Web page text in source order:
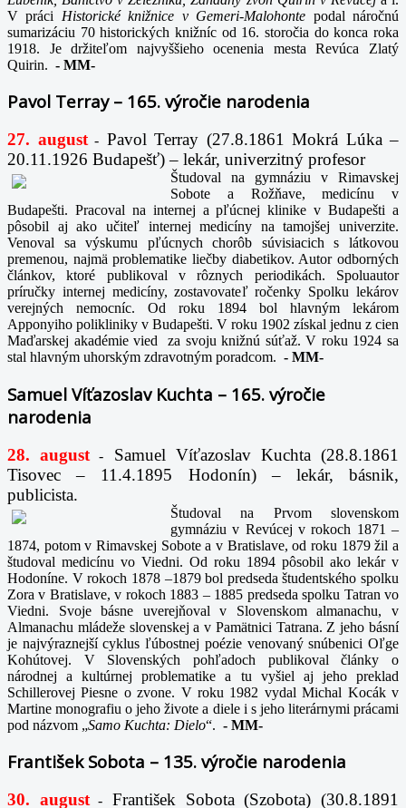
V práci Historické knižnice v Gemeri-Malohonte podal náročnú
sumarizáciu 70 historických knižníc od 16. storočia do konca roka
1918. Je držiteľom najvyššieho ocenenia mesta Revúca Zlatý
Quirin. - MM-
Pavol Terray – 165. výročie narodenia
27. august- Pavol Terray (27.8.1861 Mokrá Lúka –
20.11.1926 Budapešť) – lekár, univerzitný profesor
Študoval na gymnáziu v Rimavskej
Sobote a Rožňave, medicínu v
Budapešti. Pracoval na internej a pľúcnej klinike v Budapešti a
pôsobil aj ako učiteľ internej medicíny na tamojšej univerzite.
Venoval sa výskumu pľúcnych chorôb súvisiacich s látkovou
premenou, najmä problematike liečby diabetikov. Autor odborných
článkov, ktoré publikoval v rôznych periodikách. Spoluautor
príručky internej medicíny, zostavovateľ ročenky Spolku lekárov
verejných nemocníc. Od roku 1894 bol hlavným lekárom
Apponyiho polikliniky v Budapešti. V roku 1902 získal jednu z cien
Maďarskej akadémie vied za svoju knižnú súťaž. V roku 1924 sa
stal hlavným uhorským zdravotným poradcom. - MM-
Samuel Víťazoslav Kuchta – 165. výročie
narodenia
28. august -
Samuel Víťazoslav Kuchta (28.8.1861
Tisovec – 11.4.1895 Hodonín) – lekár, básnik,
publicista.
Študoval na Prvom slovenskom
gymnáziu v Revúcej v rokoch 1871 –
1874, potom v Rimavskej Sobote a v Bratislave, od roku 1879 žil a
študoval medicínu vo Viedni. Od roku 1894 pôsobil ako lekár v
Hodoníne. V rokoch 1878 –1879 bol predseda študentského spolku
Zora v Bratislave, v rokoch 1883 – 1885 predseda spolku Tatran vo
Viedni. Svoje básne uverejňoval v Slovenskom almanachu, v
Almanachu mládeže slovenskej a v Pamätnici Tatrana. Z jeho básní
je najvýraznejší cyklus ľúbostnej poézie venovaný snúbenici Oľge
Kohútovej. V Slovenských pohľadoch publikoval články o
národnej a kultúrnej problematike a tu vyšiel aj jeho preklad
Schillerovej Piesne o zvone. V roku 1982 vydal Michal Kocák v
Martine monografiu o jeho živote a diele i s jeho literárnymi prácami
pod názvom „Samo Kuchta: Dielo“. - MM-
František Sobota – 135. výročie narodenia
30. august-
František Sobota (Szobota) (30.8.1891